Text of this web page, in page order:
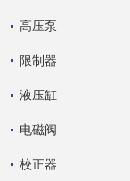
高压泵
限制器
液压缸
电磁阀
校正器